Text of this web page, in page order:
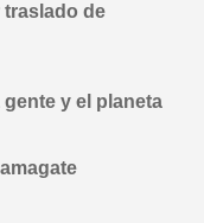
traslado de
y el planeta